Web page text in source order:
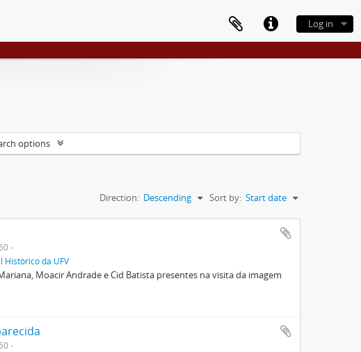
Log in
options
Sort by: Start date
Direction: Descending
Histórico da UFV
Moacir Andrade e Cid Batista presentes na visita da imagem